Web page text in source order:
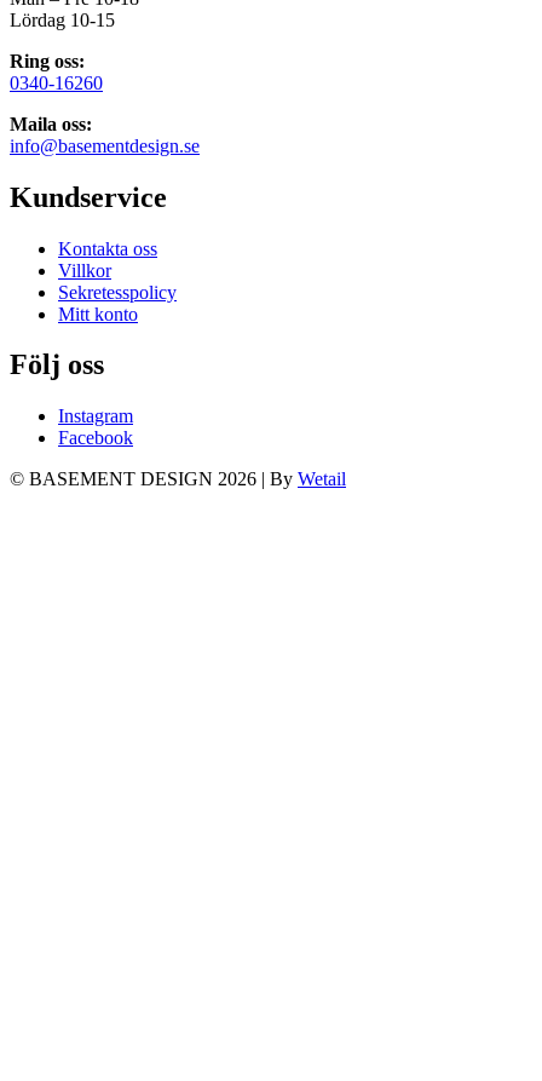
Lördag 10-15
Ring oss:
0340-16260
Maila oss:
info@basementdesign.se
Kundservice
Kontakta oss
Villkor
Sekretesspolicy
Mitt konto
Följ oss
Instagram
Facebook
© BASEMENT DESIGN 2026 | By Wetail